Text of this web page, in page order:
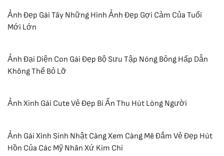
Ảnh Đẹp Gái Tây Những Hình Ảnh Đẹp Gợi Cảm Của Tuổi
Mới Lớn
Ảnh Đại Diện Con Gái Đẹp Bộ Sưu Tập Nóng Bỏng Hấp Dẫn
Không Thể Bỏ Lỡ
Ảnh Xinh Gái Cute Vẻ Đẹp Bí Ẩn Thu Hút Lòng Người
Ảnh Gái Xinh Sinh Nhật Càng Xem Càng Mê Đắm Vẻ Đẹp Hút
Hồn Của Các Mỹ Nhân Xứ Kim Chi